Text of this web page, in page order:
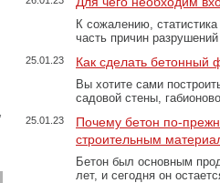
К сожалению,
часть причин
25.01.23 Как сделать бетонный
Вы хотите сами
садовой стены,
25.01.23
Почему бетон по-
строительным
Бетон был основным
лет, и сегодня он